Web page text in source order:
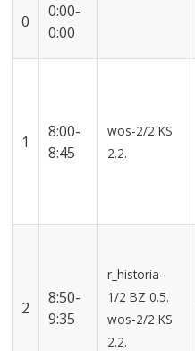
0
0:00-
0:00
1
8:00-
8:45
wos-2/2 KS
2.2.
2
8:50-
9:35
r_historia-
1/2 BZ 0.5.
wos-2/2 KS
2.2.